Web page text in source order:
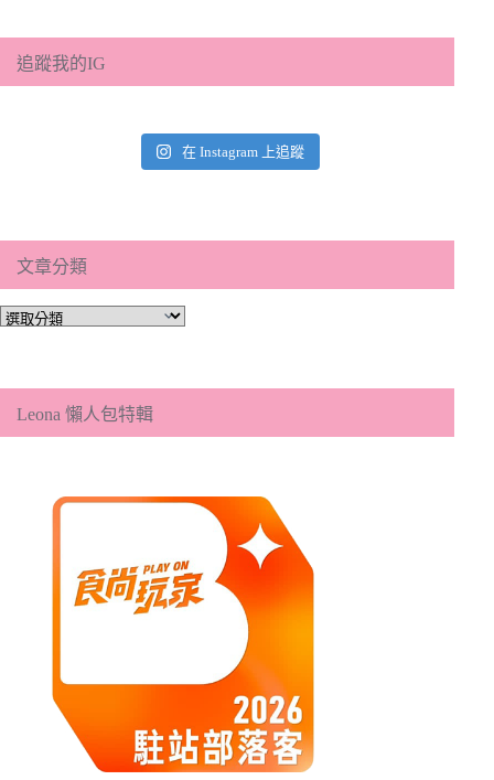
追蹤我的IG
在 Instagram 上追蹤
文章分類
文
類
Leona 懶人包特輯